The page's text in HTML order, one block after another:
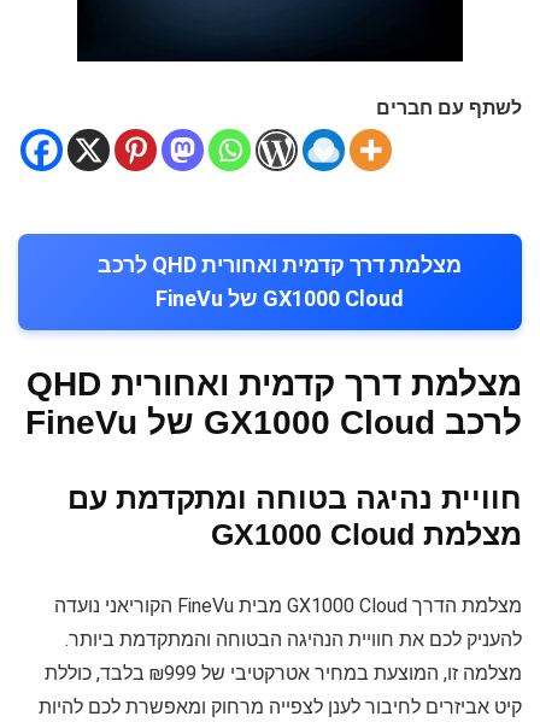
לשתף עם חברים
מצלמת דרך קדמית ואחורית QHD לרכב
GX1000 Cloud של FineVu
מצלמת דרך קדמית ואחורית QHD
לרכב GX1000 Cloud של FineVu
חוויית נהיגה בטוחה ומתקדמת עם
מצלמת GX1000 Cloud
מצלמת הדרך GX1000 Cloud מבית FineVu הקוריאני נועדה
להעניק לכם את חוויית הנהיגה הבטוחה והמתקדמת ביותר.
מצלמה זו, המוצעת במחיר אטרקטיבי של ₪999 בלבד, כוללת
קיט אביזרים לחיבור לענן לצפייה מרחוק ומאפשרת לכם להיות